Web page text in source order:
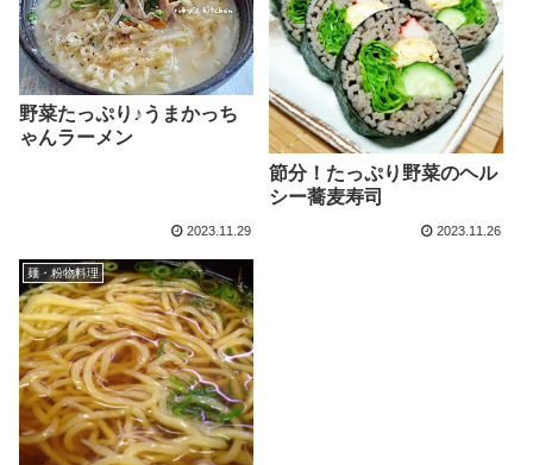
野菜たっぷり♪うまかっち
ゃんラーメン
2023.11.29
節分！たっぷり野菜のヘル
シー蕎麦寿司
2023.11.26
麺・粉物料理